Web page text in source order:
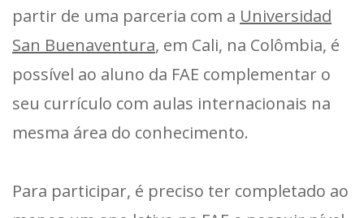
partir de uma parceria com a Universidad
San Buenaventura, em Cali, na Colômbia, é
possível ao aluno da FAE complementar o
seu currículo com aulas internacionais na
mesma área do conhecimento.
Para participar, é preciso ter completado ao